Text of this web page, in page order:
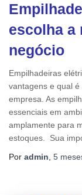
escolha a
negócio
Empilhadeiras
vantagens e qual
empresa. As
essenciais em
amplamente para
estoques. Sua
Por admin, 5